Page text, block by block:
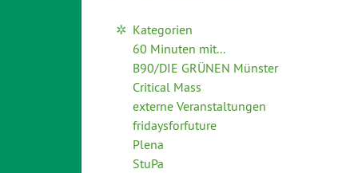
Kategorien
60 Minuten mit...
B90/DIE GRÜNEN Münster
Critical Mass
externe Veranstaltungen
fridaysforfuture
Plena
StuPa